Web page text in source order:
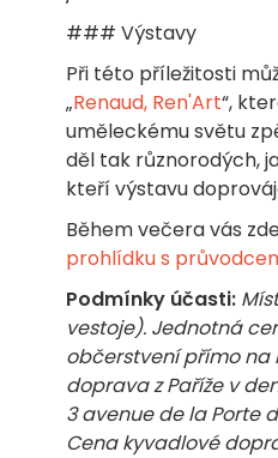
### Výstavy
Při této příležitosti
„Renaud, Ren'Art“,
uměleckému světu
děl tak různorodých,
kteří výstavu
Během večera vás
prohlídku s
Podmínky účasti:
vestoje). Jednotná
občerstvení přímo na
doprava z Paříže v
3 avenue de la Porte
Cena kyvadlové